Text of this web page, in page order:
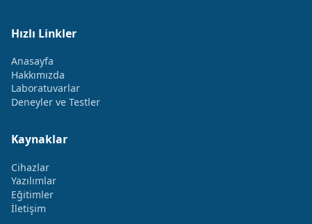
Hızlı Linkler
Anasayfa
Hakkımızda
Laboratuvarlar
Deneyler ve Testler
Kaynaklar
Cihazlar
Yazılımlar
Eğitimler
İletişim